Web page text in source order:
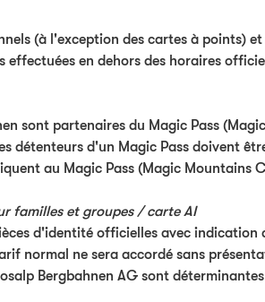
(à l'exception des cartes à points)
effectuées en dehors des horaires
sont partenaires du Magic Pass
détenteurs d'un Magic Pass doivent
au Magic Pass (Magic Mountains
et groupes / carte AI
d'identité officielles avec indication
normal ne sera accordé sans
Bergbahnen AG sont